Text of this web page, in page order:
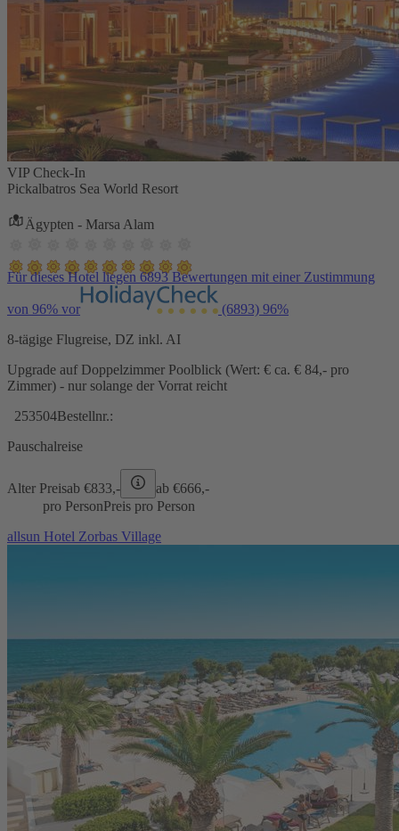
VIP Check-In
Pickalbatros Sea World Resort
Ägypten - Marsa Alam
Für dieses Hotel liegen 6893 Bewertungen mit einer Zustimmung
von 96% vor (6893) 96%
8-tägige Flugreise, DZ inkl. AI
Upgrade auf Doppelzimmer Poolblick (Wert: € ca. € 84,- pro
Zimmer) - nur solange der Vorrat reicht
253504Bestellnr.:
Pauschalreise
Alter Preisab €833,- ab €666,-
pro PersonPreis pro Person
allsun Hotel Zorbas Village